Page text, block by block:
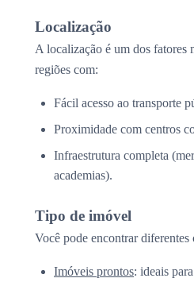
Localização
A localização é um dos fatores
regiões com:
Fácil acesso ao transporte
Proximidade com centros
Infraestrutura completa
academias).
Tipo de imóvel
Você pode encontrar diferentes
Imóveis prontos: ideais